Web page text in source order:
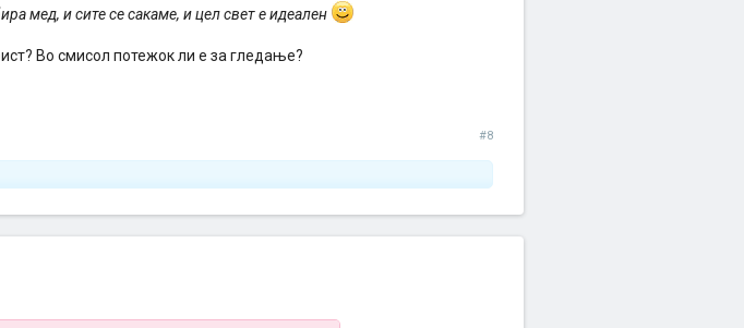
мед, и сите се сакаме, и цел свет е идеален
Во смисол потежок ли е за гледање?
#8